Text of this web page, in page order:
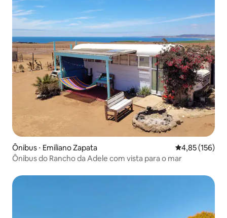
Ônibus ⋅ Emiliano Zapata 4,85 de uma
4,85 (156)
Ônibus do Rancho da Adele com vista para o mar